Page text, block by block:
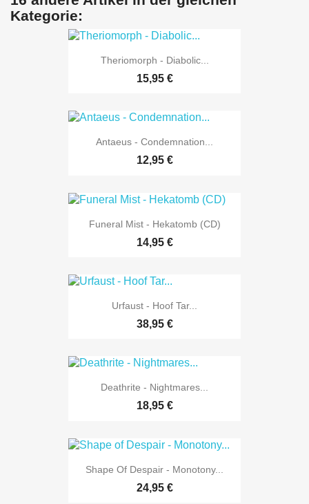
Kategorie:
Theriomorph - Diabolic...
15,95 €
Antaeus - Condemnation...
12,95 €
Funeral Mist - Hekatomb (CD)
14,95 €
Urfaust - Hoof Tar...
38,95 €
Deathrite - Nightmares...
18,95 €
Shape Of Despair - Monotony...
24,95 €